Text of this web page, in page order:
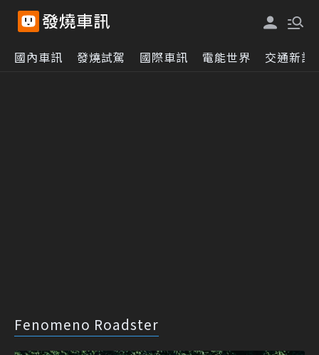
國內車訊 發燒試駕 國際車訊 電能世界 交通新訊
Fenomeno Roadster